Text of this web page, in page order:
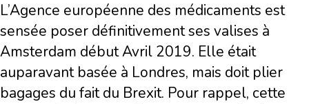
L’Agence européenne des médicaments est
sensée poser définitivement ses valises à
Amsterdam début Avril 2019. Elle était
auparavant basée à Londres, mais doit plier
bagages du fait du Brexit. Pour rappel, cette